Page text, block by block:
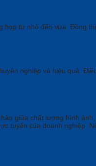
họp từ nhỏ đến vừa. Đồng
nghiệp và hiệu quả.
giữa chất lượng hình
tuyến của doanh nghiệp.